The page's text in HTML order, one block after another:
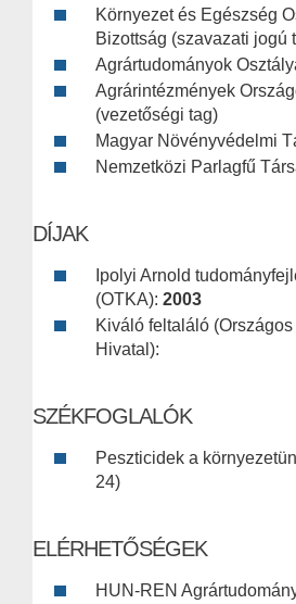
Környezet és Egészség
Bizottság (szavazati jogú
Agrártudományok
Agrárintézmények
(vezetőségi tag)
Magyar Növényvédelmi
Nemzetközi Parlagfű
DÍJAK
Ipolyi Arnold
(OTKA): 2003
Kiváló feltaláló
Hivatal):
SZÉKFOGLALÓK
Peszticidek a
24)
ELÉRHETŐSÉGEK
HUN-REN